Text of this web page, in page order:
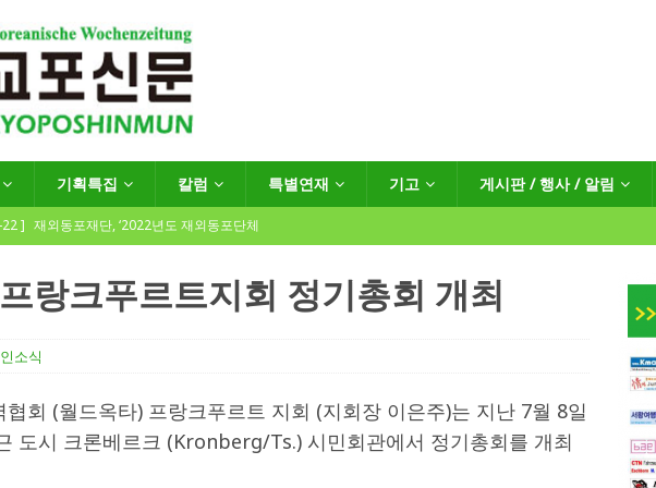
기획특집 칼럼 특별연재 기고 게시판 / 행사 / 알림
] 재외동포재단, ‘2022년도 재외동포단체
24 ] 함부르크한인회
준)
게시판 / 행사 / 알림
27 ] “재독동포와 함께하는 재독일한인체육회로 거듭나겠습니다”
한인소식
랑크푸르트지회 정기총회 개최
소식
회 (월드옥타) 프랑크푸르트 지회 (지회장 이은주)는 지난 7월 8일
도시 크론베르크 (Kronberg/Ts.) 시민회관에서 정기총회를 개최